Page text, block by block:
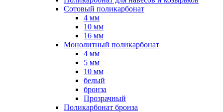
Сотовый поликарбонат
4 мм
10 мм
16 мм
Монолитный поликарбонат
4 мм
5 мм
10 мм
белый
бронза
Прозрачный
Поликарбонат бронза